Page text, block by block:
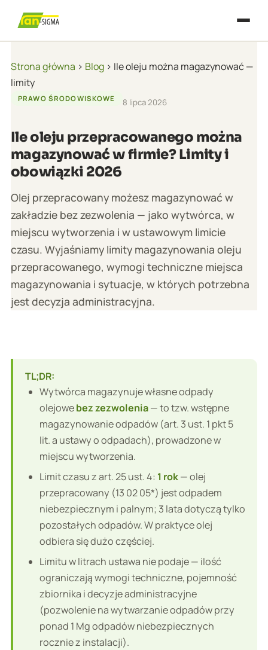
Strona główna › Blog› Ile oleju można magazynować —
limity
PRAWO ŚRODOWISKOWE 8 lipca 2026
Ile oleju przepracowanego można
magazynować w firmie? Limity i
obowiązki 2026
Olej przepracowany możesz magazynować w
zakładzie bez zezwolenia — jako wytwórca, w
miejscu wytworzenia i w ustawowym limicie
czasu. Wyjaśniamy limity magazynowania oleju
przepracowanego, wymogi techniczne miejsca
magazynowania i sytuacje, w których potrzebna
jest decyzja administracyjna.
TL;DR:
Wytwórca magazynuje własne odpady
olejowebez zezwolenia— to tzw. wstępne
magazynowanie odpadów (art. 3 ust. 1 pkt 5
lit. a ustawy o odpadach), prowadzone w
miejscu wytworzenia.
Limit czasu z art. 25 ust. 4: 1 rok— olej
przepracowany (13 02 05*) jest odpadem
niebezpiecznym i palnym; 3 lata dotyczą tylko
pozostałych odpadów. W praktyce olej
odbiera się dużo częściej.
Limitu w litrach ustawa nie podaje — ilość
ograniczają wymogi techniczne, pojemność
zbiornika i decyzje administracyjne
(pozwolenie na wytwarzanie odpadów przy
ponad 1 Mg odpadów niebezpiecznych
rocznie z instalacji).